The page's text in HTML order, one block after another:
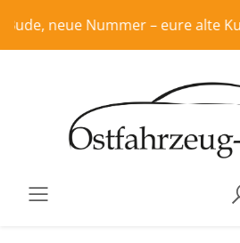
Zum Hauptinhalt springen
neue Nummer – eure alte